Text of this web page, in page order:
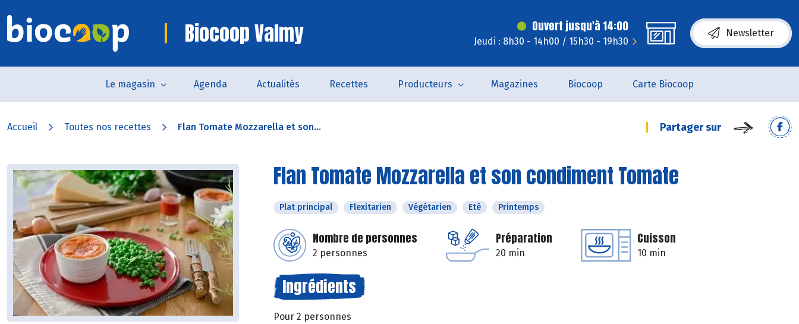
Biocoop Valmy Ouvert jusqu'à 14:00
Jeudi : 8h30 - 14h00 / 15h30 - 19h30
Newsletter
Le magasin Agenda Actualités Recettes Producteurs Magazines Biocoop Carte Biocoop
Accueil Toutes nos recettes Flan Tomate Mozzarella et son... Partager sur
Flan Tomate Mozzarella et son condiment Tomate
Plat principal Flexitarien Végétarien Eté Printemps
Nombre de personnes
2 personnes
Préparation
20 min
Cuisson
10 min
Ingrédients
Pour 2 personnes